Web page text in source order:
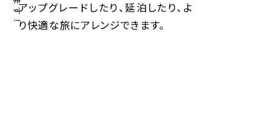
アップグレードしたり、延泊したり、よ
り快適な旅にアレンジできます。